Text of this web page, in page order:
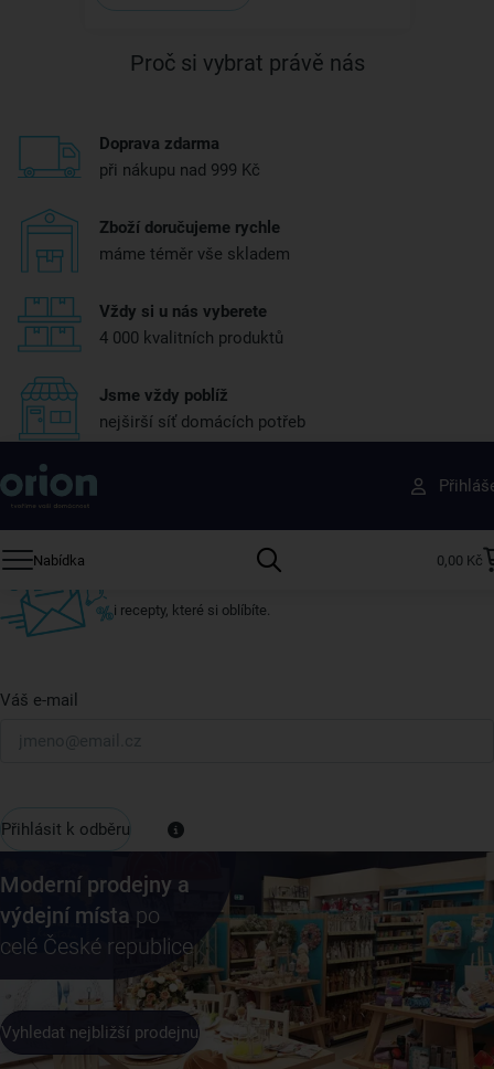
Proč si vybrat právě nás
Doprava zdarma
při nákupu nad 999 Kč
Zboží doručujeme rychle
máme téměr vše skladem
Vždy si u nás vyberete
4 000 kvalitních produktů
Jsme vždy poblíž
nejširší síť domácích potřeb
Nabídka 0,00 Kč
Získejte rady, recepty a tipy na slevy dřív než
ostatní
Přihlaste se k odběru našeho newsletteru.
i recepty, které si oblíbíte.
Váš e-mail
Přihlásit k odběru
Moderní prodejny a
výdejní místa po
celé České republice
Vyhledat nejbližší prodejnu